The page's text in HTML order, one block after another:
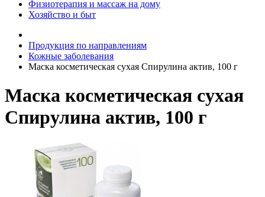
Физиотерапия и массаж на дому
Хозяйство и быт
Продукция по направлениям
Кожные заболевания
Маска косметическая сухая Спирулина актив, 100 г
Маска косметическая сухая
Спирулина актив, 100 г